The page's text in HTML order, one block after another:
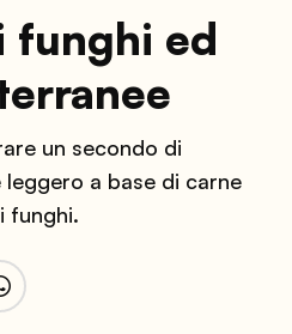
funghi ed
un secondo di
a base di carne
funghi.